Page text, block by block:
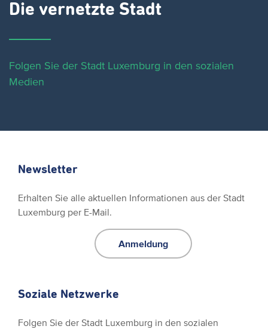
Die vernetzte Stadt
Folgen Sie der Stadt Luxemburg in den sozialen
Medien
Newsletter
Erhalten Sie alle aktuellen Informationen aus der Stadt
Luxemburg per E-Mail.
Anmeldung
Soziale Netzwerke
Folgen Sie der Stadt Luxemburg in den sozialen